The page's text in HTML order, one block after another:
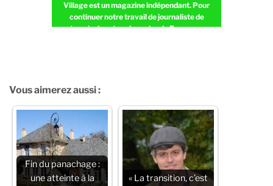
Village est un magazine indépendant. Pour
continuer notre travail de journaliste de
terrain dans tous les coins de France en
JE FAIS UN DON
Vous aimerez aussi :
Fin du panachage :
une atteinte à la
« La transition, c’est